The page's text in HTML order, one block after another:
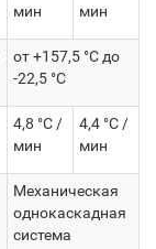
мин
мин
от +157,5 °C до
-22,5 °C
4,8 °C /
мин
4,4 °C /
мин
Механическая
однокаскадная
система